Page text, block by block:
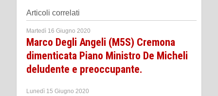
Articoli correlati
Martedì 16 Giugno 2020
Marco Degli Angeli (M5S) Cremona
dimenticata Piano Ministro De Micheli
deludente e preoccupante.
Lunedì 15 Giugno 2020